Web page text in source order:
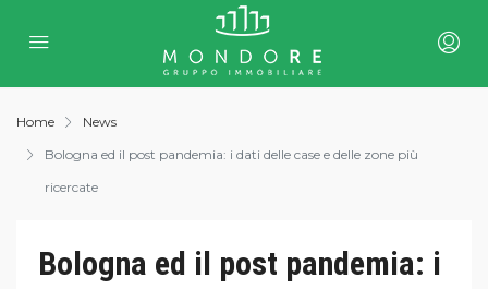
Home
News
Bologna ed il post pandemia: i dati delle case e delle zone più
ricercate
Bologna ed il post pandemia: i